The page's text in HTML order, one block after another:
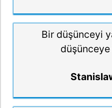
Bir düşünceyi